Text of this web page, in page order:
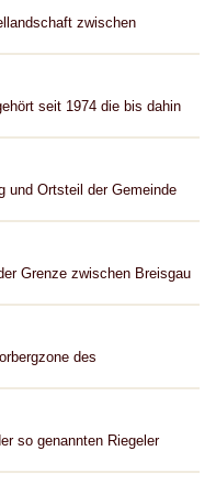
zwischen
seit 1974 die bis dahin
und Ortsteil der Gemeinde
Grenze zwischen Breisgau
des
so genannten Riegeler